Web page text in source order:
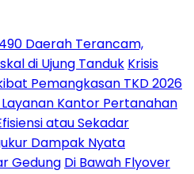
Daerah Terancam,
di Ujung Tanduk Krisis
Pemangkasan TKD 2026
Kantor Pertanahan
atau Sekadar
Dampak Nyata
Gedung Di Bawah Flyover